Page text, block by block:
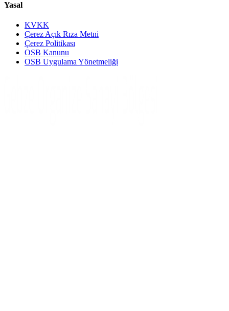
Yasal
KVKK
Çerez Açık Rıza Metni
Çerez Politikası
OSB Kanunu
OSB Uygulama Yönetmeliği